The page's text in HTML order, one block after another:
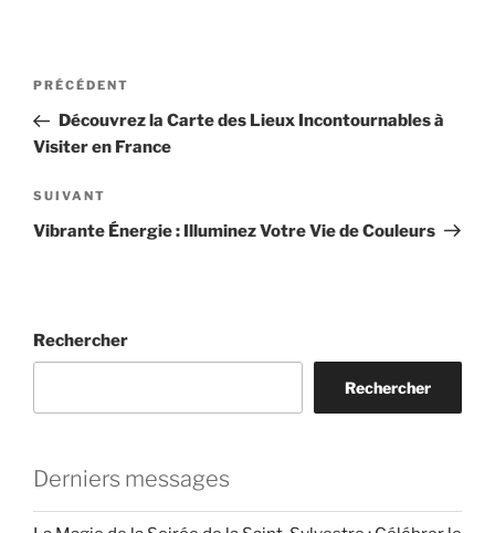
Navigation
l’article
Article
précédent
PRÉCÉDENT
Découvrez la Carte des Lieux Incontournables à
Visiter en France
Article
suivant
SUIVANT
Vibrante Énergie : Illuminez Votre Vie de Couleurs
Rechercher
Rechercher
Derniers messages